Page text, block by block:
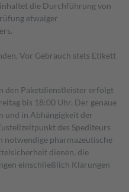
die Durchführung von
etwaiger
Vor Gebrauch stets Etikett
den Paketdienstleister erfolgt
bis 18:00 Uhr. Der genaue
und in Abhängigkeit der
des Spediteurs
notwendige pharmazeutische
dienen, die
einschließlich Klärungen